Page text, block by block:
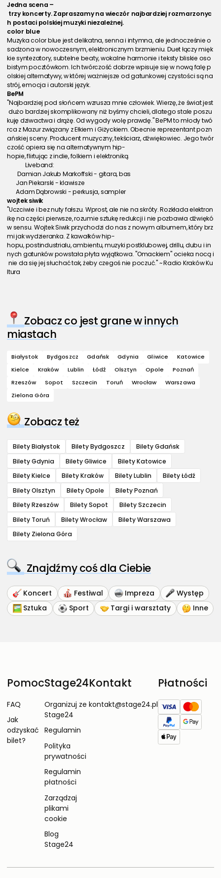
Jedna scena –
trzy koncerty. Zapraszamy na wieczór najbardziej rozmarzonyc
h postaci polskiej muzyki niezależnej.
color blue
Muzyka color blue jest delikatna, senna i intymna, ale jednocześnie o
sadzona w nowoczesnym, elektronicznym brzmieniu. Duet łączy mięk
kie syntezatory, subtelne beaty, wokalne harmonie i teksty bliskie oso
bistym pocztówkom. Ich twórczość dobrze wpisuje się w nową falę p
olskiej alternatywy, w której ważniejsze od gatunkowej czystości są na
strój, emocja i autorski język.
BePM
"Najbardziej pod słońcem wzrusza mnie człowiek. Wierzę, że świat jest
dużo bardziej skomplikowany niż byśmy chcieli, dlatego stale poszu
kuję dziwactwa i drążę. Od wygody wolę prawdę." BePM to młody twó
rca z Mazur związany z Ełkiem i Giżyckiem. Obecnie reprezentant pozn
ańskiej sceny. Producent muzyczny, tekściarz, dźwiękowiec. Jego twór
czość opiera się na alternatywnym hip-
hopie, flirtując z indie, folkiem i elektroniką.
Liveband:
Damian Jakub Markoffski - gitara, bas
Jan Piekarski - klawisze
Adam Dąbrowski - perkusja, sampler
wojtek siwik
"Uczciwie i bez nuty fałszu. Wprost, ale nie na skróty. Rozkłada elektron
ikę na części pierwsze, rozumie sztukę redukcji i nie pozbawia dźwiękó
w sensu. Wojtek Siwik przychodzi do nas z nowym albumem, który brz
mi jak wydzieranka. Z kawałków hip-
hopu, postindustrialu, ambientu, muzyki postklubowej, drillu, dubu i in
nych gatunków powstała płyta wyjątkowa. "Omackiem" ocieka nocą i
nie da się jej słuchać tak, żeby czegoś nie poczuć." ~ Radio Kraków Ku
ltura
Zobacz co jest grane w innych
miastach
Białystok Bydgoszcz Gdańsk Gdynia Gliwice
Katowice
Kielce
Kraków Lublin Łódź Olsztyn Opole
Poznań
Rzeszów
Sopot Szczecin Toruń Wrocław
Warszawa
Zielona Góra
Zobacz też
Bilety Białystok Bilety Bydgoszcz
Bilety Gdańsk
Bilety Gdynia
Bilety Gliwice
Bilety Katowice
Bilety Kielce
Bilety Kraków Bilety Lublin
Bilety Łódź
Bilety Olsztyn
Bilety Opole
Bilety Poznań
Bilety Rzeszów
Bilety Sopot
Bilety Szczecin
Bilety Toruń
Bilety Wrocław
Bilety Warszawa
Bilety Zielona Góra
Znajdźmy coś dla Ciebie
Koncert Festiwal Impreza
Występ
Sztuka
Sport Targi i warsztaty Inne
Pomoc
FAQ
Jak
odzyskać
bilet?
Stage24
Organizuj ze
Stage24
Regulamin
Polityka
prywatności
Regulamin
płatności
Zarządzaj
plikami
cookie
Blog
Stage24
Kontakt
kontakt@stage24.pl
Płatności